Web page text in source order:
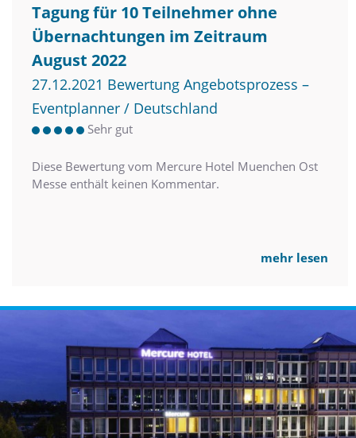
Tagung für 10 Teilnehmer ohne
Übernachtungen im Zeitraum
August 2022
27.12.2021 Bewertung Angebotsprozess –
Eventplanner / Deutschland
Sehr gut
Diese Bewertung vom Mercure Hotel Muenchen Ost
Messe enthält keinen Kommentar.
mehr lesen